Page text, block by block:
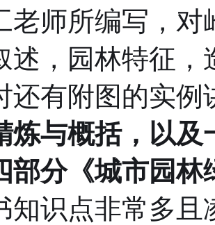
老师所编写，对
述，园林特征
还有附图的实例
炼与概括，以及
部分《城市园林
知识点非常多且